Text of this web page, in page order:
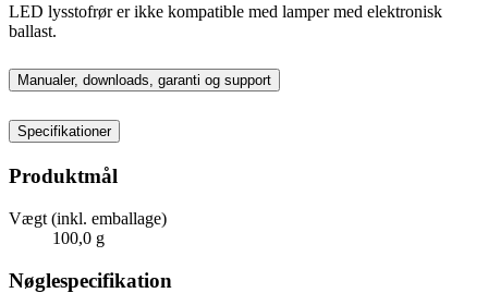
LED lysstofrør er ikke kompatible med lamper med elektronisk
ballast.
Manualer, downloads, garanti og support
Specifikationer
Produktmål
Vægt (inkl. emballage)
100,0 g
Nøglespecifikation